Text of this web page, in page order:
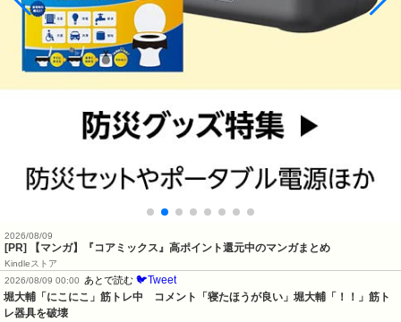
2026/08/09
[PR] 【マンガ】『コアミックス』高ポイント還元中のマンガまとめ
Kindleストア
2026/08/09 00:00
あとで読む 🐦Tweet
堀大輔「にこにこ」筋トレ中　コメント「寝たほうが良い」堀大輔「！！」筋ト
レ器具を破壊